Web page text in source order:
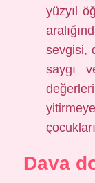
yüzyıl
sevgisi,
saygı
Dava